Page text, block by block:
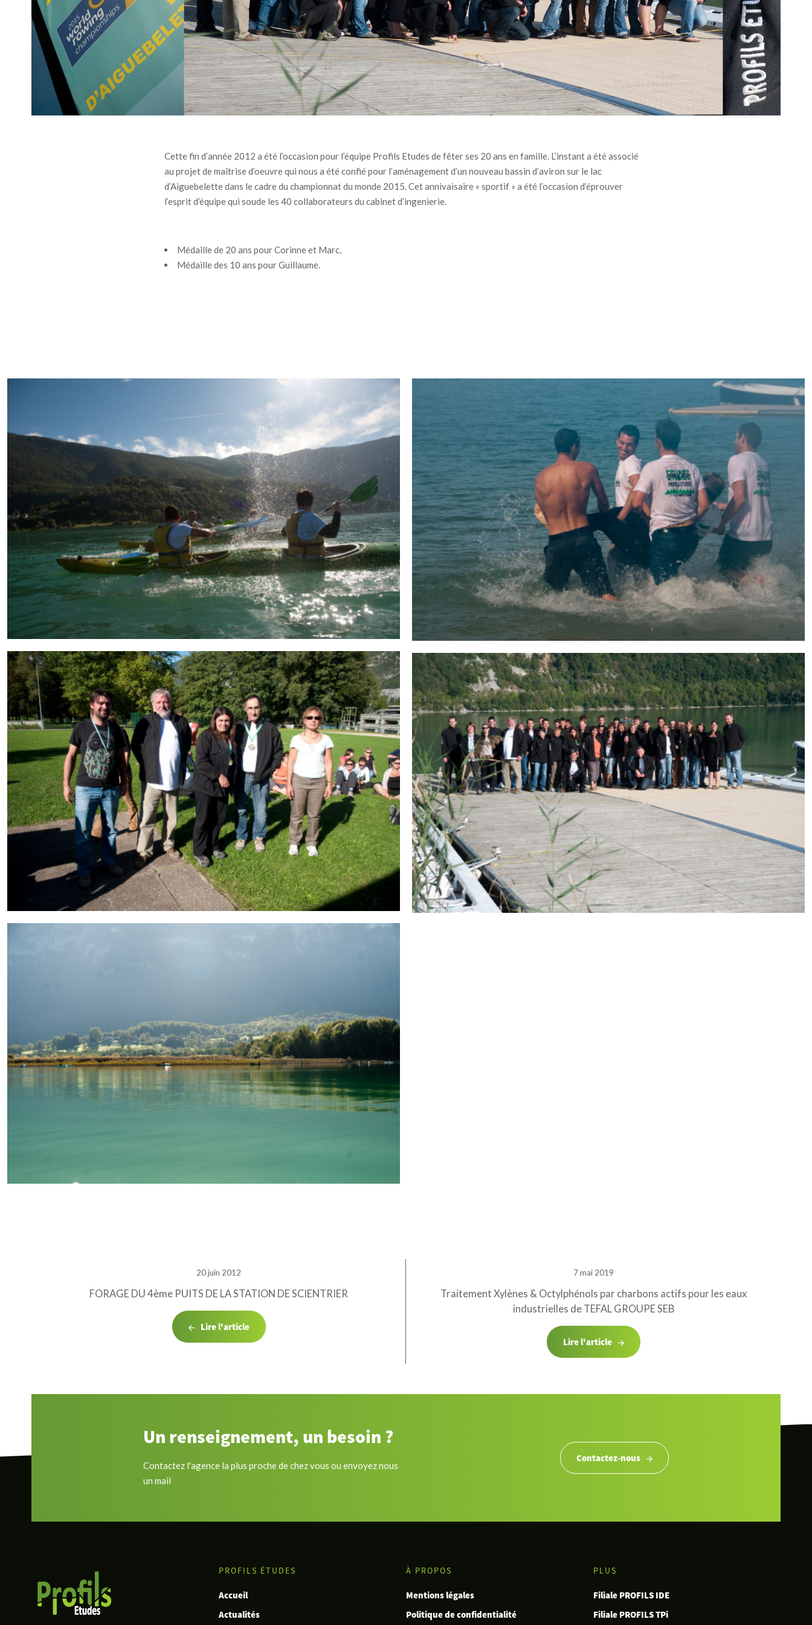
Cette fin d’année 2012 a été l’occasion pour l’équipe Profils Etudes de fêter ses 20 ans en famille. L’instant a été associé
au projet de maîtrise d’oeuvre qui nous a été confié pour l’aménagement d’un nouveau bassin d’aviron sur le lac
d’Aiguebelette dans le cadre du championnat du monde 2015. Cet annivaisaire « sportif » a été l’occasion d’éprouver
l’esprit d’équipe qui soude les 40 collaborateurs du cabinet d’ingenierie.
Médaille de 20 ans pour Corinne et Marc,
Médaille des 10 ans pour Guillaume.
20 juin 2012
FORAGE DU 4ème PUITS DE LA STATION DE SCIENTRIER
Lire l'article
7 mai 2019
Traitement Xylènes & Octylphénols par charbons actifs pour les eaux
industrielles de TEFAL GROUPE SEB
Lire l'article
Un renseignement, un besoin ?
Contactez l'agence la plus proche de chez vous ou envoyez nous
un mail
Contactez-nous
PROFILS ÉTUDES
Accueil
Actualités
À PROPOS
Mentions légales
Politique de confidentialité
PLUS
Filiale PROFILS IDE
Filiale PROFILS TPi